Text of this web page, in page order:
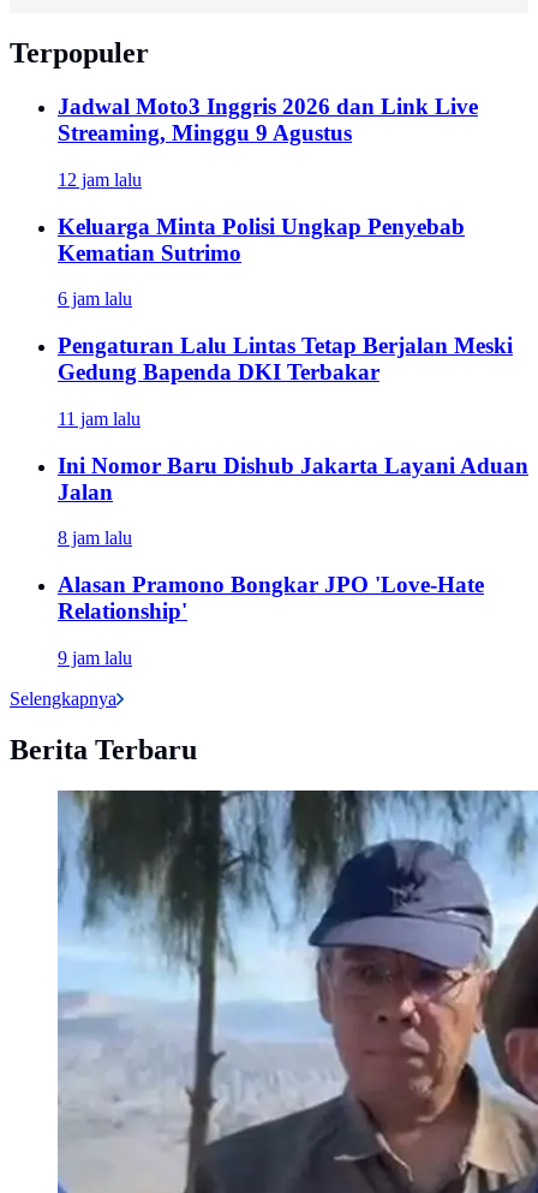
Terpopuler
Jadwal Moto3 Inggris 2026 dan Link Live
Streaming, Minggu 9 Agustus
12 jam lalu
Keluarga Minta Polisi Ungkap Penyebab
Kematian Sutrimo
6 jam lalu
Pengaturan Lalu Lintas Tetap Berjalan Meski
Gedung Bapenda DKI Terbakar
11 jam lalu
Ini Nomor Baru Dishub Jakarta Layani Aduan
Jalan
8 jam lalu
Alasan Pramono Bongkar JPO 'Love-Hate
Relationship'
9 jam lalu
Selengkapnya
Berita Terbaru